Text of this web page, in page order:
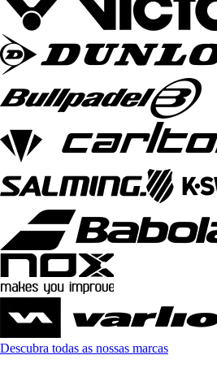
Descubra todas as nossas marcas